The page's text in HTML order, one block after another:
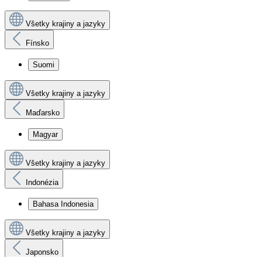
Všetky krajiny a jazyky
Fínsko
Suomi
Všetky krajiny a jazyky
Maďarsko
Magyar
Všetky krajiny a jazyky
Indonézia
Bahasa Indonesia
Všetky krajiny a jazyky
Japonsko